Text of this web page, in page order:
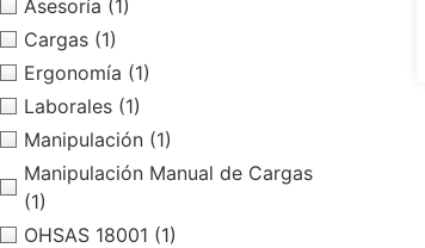
Asesoría (1)
Cargas (1)
Ergonomía (1)
Laborales (1)
Manipulación (1)
Manipulación Manual de Cargas
(1)
OHSAS 18001 (1)